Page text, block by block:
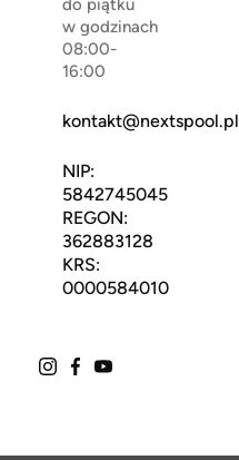
do piątku
w godzinach
08:00-
16:00
kontakt@nextspool.pl
NIP:
5842745045
REGON:
362883128
KRS:
0000584010